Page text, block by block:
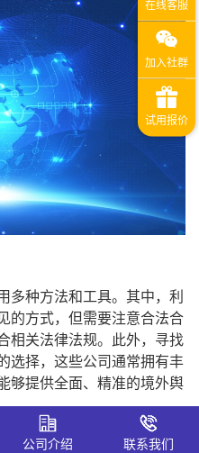
多种方法和工具。其中，利
的方式，但需要注意合法合
相关法律法规。此外，寻找
选择，这些公司通常拥有丰
够提供全面、精准的境外舆
测系统-识微商情脱颖而
公司介绍 联系我们